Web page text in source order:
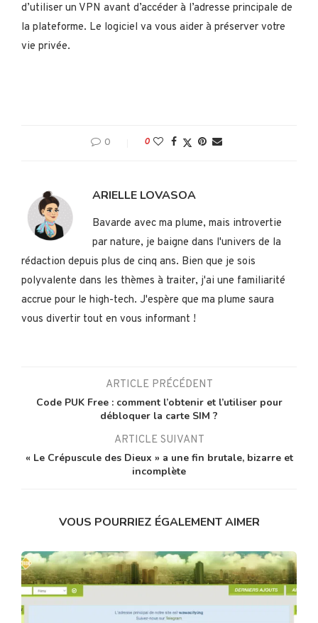
d’utiliser un VPN avant d’accéder à l’adresse principale de
la plateforme. Le logiciel va vous aider à préserver votre
vie privée.
0 0
ARIELLE LOVASOA
Bavarde avec ma plume, mais introvertie
par nature, je baigne dans l'univers de la
rédaction depuis plus de cinq ans. Bien que je sois
polyvalente dans les thèmes à traiter, j'ai une familiarité
accrue pour le high-tech. J'espère que ma plume saura
vous divertir tout en vous informant !
ARTICLE PRÉCÉDENT
Code PUK Free : comment l’obtenir et l’utiliser pour
débloquer la carte SIM ?
ARTICLE SUIVANT
« Le Crépuscule des Dieux » a une fin brutale, bizarre et
incomplète
VOUS POURRIEZ ÉGALEMENT AIMER